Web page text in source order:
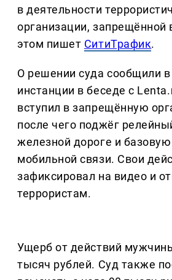
в деятельности
организации, запрещённой
этом пишет СитиТрафик.
О решении суда сообщили в
инстанции в беседе с
вступил в запрещённую
после чего поджёг
железной дороге и
мобильной связи. Свои
зафиксировал на видео и
террористам.
Ущерб от действий
тысяч рублей. Суд также